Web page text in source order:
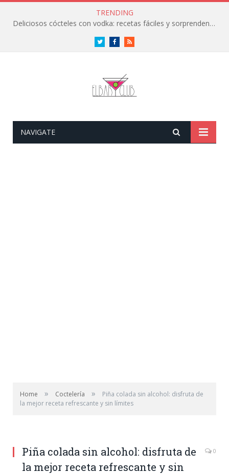
TRENDING
Deliciosos cócteles con vodka: recetas fáciles y sorprendentes
TwitterFacebookRSS
NAVIGATE
Home » Coctelería »
Piña colada sin alcohol: disfruta de
la mejor receta refrescante y sin límites
Piña colada sin alcohol: disfruta de
la mejor receta refrescante y sin
0